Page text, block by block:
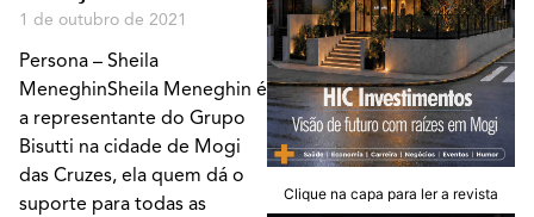
1 de outubro de 2021
Persona – Sheila
MeneghinSheila Meneghin é
a representante do Grupo
Bisutti na cidade de Mogi
das Cruzes, ela quem dá o
suporte para todas as
Clique na capa para ler a revista